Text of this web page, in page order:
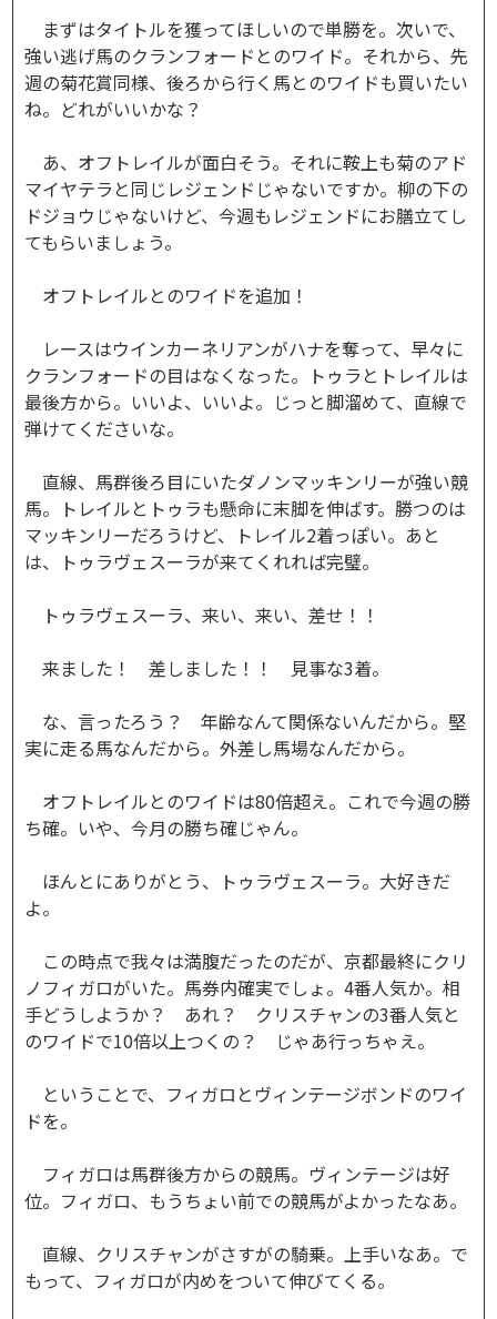
まずはタイトルを獲ってほしいので単勝を。次いで、
強い逃げ馬のクランフォードとのワイド。それから、先
週の菊花賞同様、後ろから行く馬とのワイドも買いたい
ね。どれがいいかな？
あ、オフトレイルが面白そう。それに鞍上も菊のアド
マイヤテラと同じレジェンドじゃないですか。柳の下の
ドジョウじゃないけど、今週もレジェンドにお膳立てし
てもらいましょう。
オフトレイルとのワイドを追加！
レースはウインカーネリアンがハナを奪って、早々に
クランフォードの目はなくなった。トゥラとトレイルは
最後方から。いいよ、いいよ。じっと脚溜めて、直線で
弾けてくださいな。
直線、馬群後ろ目にいたダノンマッキンリーが強い競
馬。トレイルとトゥラも懸命に末脚を伸ばす。勝つのは
マッキンリーだろうけど、トレイル2着っぽい。あと
は、トゥラヴェスーラが来てくれれば完璧。
トゥラヴェスーラ、来い、来い、差せ！！
来ました！ 差しました！！ 見事な3着。
な、言ったろう？ 年齢なんて関係ないんだから。堅
実に走る馬なんだから。外差し馬場なんだから。
オフトレイルとのワイドは80倍超え。これで今週の勝
ち確。いや、今月の勝ち確じゃん。
ほんとにありがとう、トゥラヴェスーラ。大好きだ
よ。
この時点で我々は満腹だったのだが、京都最終にクリ
ノフィガロがいた。馬券内確実でしょ。4番人気か。相
手どうしようか？ あれ？ クリスチャンの3番人気と
のワイドで10倍以上つくの？ じゃあ行っちゃえ。
ということで、フィガロとヴィンテージボンドのワイ
ドを。
フィガロは馬群後方からの競馬。ヴィンテージは好
位。フィガロ、もうちょい前での競馬がよかったなあ。
直線、クリスチャンがさすがの騎乗。上手いなあ。で
もって、フィガロが内めをついて伸びてくる。